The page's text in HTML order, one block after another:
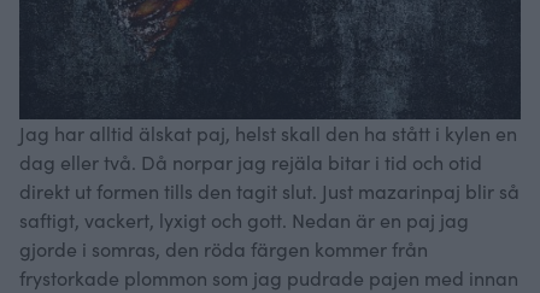
Jag har alltid älskat paj, helst skall den ha stått i kylen en
dag eller två. Då norpar jag rejäla bitar i tid och otid
direkt ut formen tills den tagit slut. Just mazarinpaj blir så
saftigt, vackert, lyxigt och gott. Nedan är en paj jag
gjorde i somras, den röda färgen kommer från
frystorkade plommon som jag pudrade pajen med innan